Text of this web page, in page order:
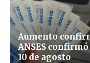
Aumento
ANSES
10 de agosto